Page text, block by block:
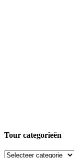
Tour categorieën